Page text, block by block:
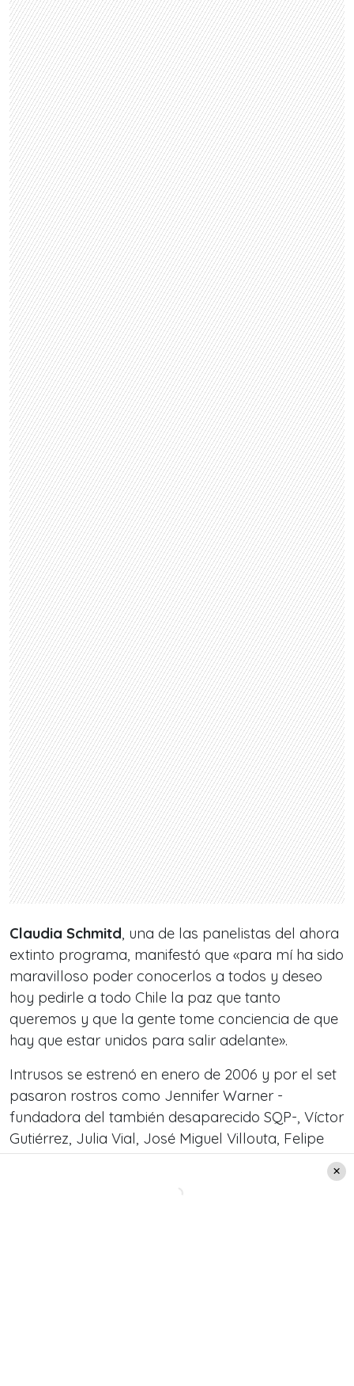
Claudia Schmitd, una de las panelistas del ahora
extinto programa, manifestó que «para mí ha sido
maravilloso poder conocerlos a todos y deseo
hoy pedirle a todo Chile la paz que tanto
queremos y que la gente tome conciencia de que
hay que estar unidos para salir adelante».
Intrusos se estrenó en enero de 2006 y por el set
pasaron rostros como Jennifer Warner -
fundadora del también desaparecido SQP-, Víctor
Gutiérrez, Julia Vial, José Miguel Villouta, Felipe
Avello e incluso la actual diputada Pamela Jiles.